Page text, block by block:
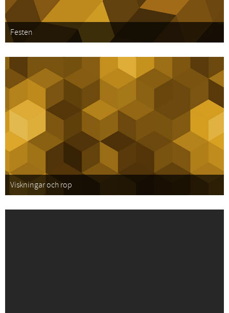
Festen
Viskningar och rop